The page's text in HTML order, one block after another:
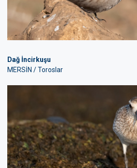
Dağ İncirkuşu
MERSİN / Toroslar